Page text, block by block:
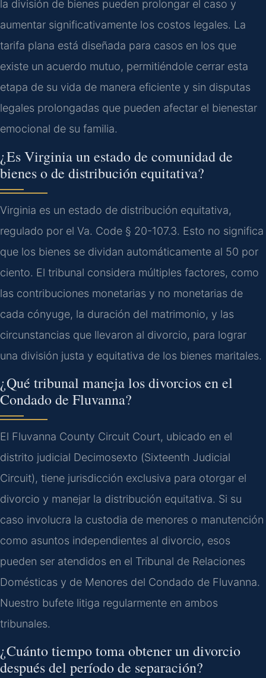
la división de bienes pueden prolongar el caso y
aumentar significativamente los costos legales. La
tarifa plana está diseñada para casos en los que
existe un acuerdo mutuo, permitiéndole cerrar esta
etapa de su vida de manera eficiente y sin disputas
legales prolongadas que pueden afectar el bienestar
emocional de su familia.
¿Es Virginia un estado de comunidad de
bienes o de distribución equitativa?
Virginia es un estado de distribución equitativa,
regulado por el Va. Code § 20-107.3. Esto no significa
que los bienes se dividan automáticamente al 50 por
ciento. El tribunal considera múltiples factores, como
las contribuciones monetarias y no monetarias de
cada cónyuge, la duración del matrimonio, y las
circunstancias que llevaron al divorcio, para lograr
una división justa y equitativa de los bienes maritales.
¿Qué tribunal maneja los divorcios en el
Condado de Fluvanna?
El Fluvanna County Circuit Court, ubicado en el
distrito judicial Decimosexto (Sixteenth Judicial
Circuit), tiene jurisdicción exclusiva para otorgar el
divorcio y manejar la distribución equitativa. Si su
caso involucra la custodia de menores o manutención
como asuntos independientes al divorcio, esos
pueden ser atendidos en el Tribunal de Relaciones
Domésticas y de Menores del Condado de Fluvanna.
Nuestro bufete litiga regularmente en ambos
tribunales.
¿Cuánto tiempo toma obtener un divorcio
después del período de separación?